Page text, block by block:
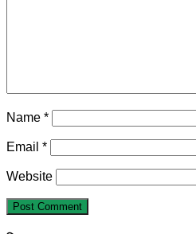
Name *
Email *
Website